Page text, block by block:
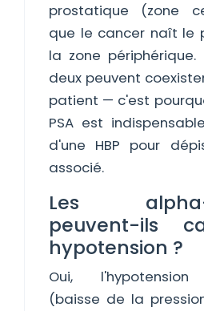
prostatique (zone
que le cancer naît le
la zone périphérique.
deux peuvent
patient — c'est
PSA est
d'une HBP pour
associé.
Les alpha-
peuvent-ils
hypotension ?
Oui, l'hypotension
(baisse de la